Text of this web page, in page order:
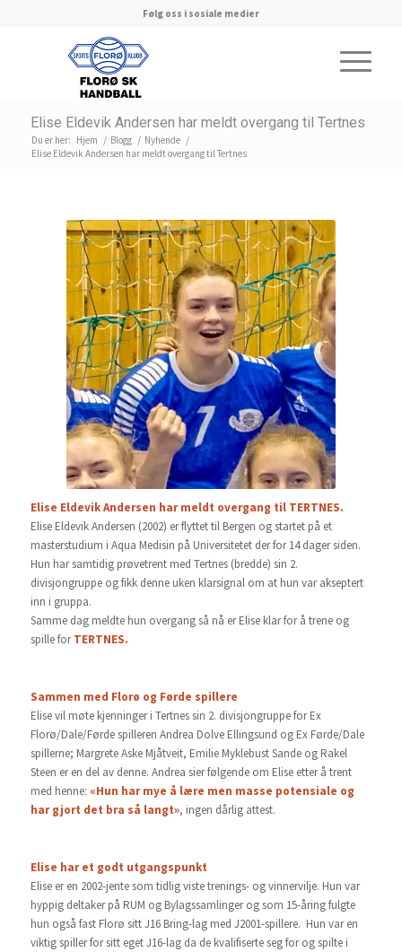
Følg oss i sosiale medier
Elise Eldevik Andersen har meldt overgang til Tertnes
Du er her: Hjem / Blogg / Nyhende /
Elise Eldevik Andersen har meldt overgang til Tertnes
Elise Eldevik Andersen feirer
sigeren over Sogndal: 29-20 i KV03-
kampen i februari i fjor.
Elise Eldevik Andersen har meldt overgang til TERTNES.
Elise Eldevik Andersen (2002) er flyttet til Bergen og startet på et
masterstudium i Aqua Medisin på Universitetet der for 14 dager siden.
Hun har samtidig prøvetrent med Tertnes (bredde) sin 2.
divisjongruppe og fikk denne uken klarsignal om at hun var akseptert
inn i gruppa.
Samme dag meldte hun overgang så nå er Elise klar for å trene og
spille forTERTNES.
Sammen med Florø og Førde spillere
Elise vil møte kjenninger i Tertnes sin 2. divisjongruppe for Ex
Florø/Dale/Førde spilleren Andrea Dolve Ellingsund og Ex Førde/Dale
spillerne; Margrete Aske Mjåtveit, Emilie Myklebust Sande og Rakel
Steen er en del av denne. Andrea sier følgende om Elise etter å trent
med henne: «Hun har mye å lære men masse potensiale og
har gjort det bra så langt», ingen dårlig attest.
Elise har et godt utgangspunkt
Elise er en 2002-jente som tidlig viste trenings- og vinnervilje. Hun var
hyppig deltaker på RUM og Bylagssamlinger og som 15-åring fulgte
hun også fast Florø sitt J16 Bring-lag med J2001-spillere. Hun var en
viktig spiller for sitt eget J16-lag da de kvalifiserte seg for og spilte i